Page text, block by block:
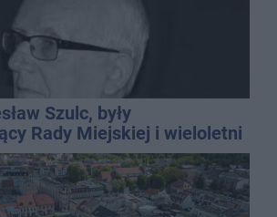
Szulc, były
Rady Miejskiej i wieloletni